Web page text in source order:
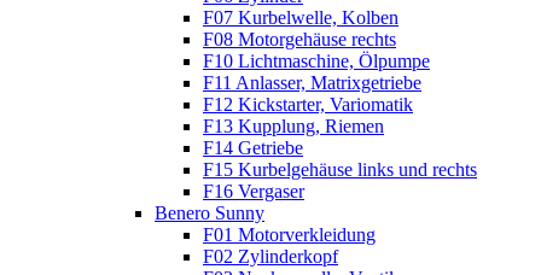
F07 Kurbelwelle, Kolben
F08 Motorgehäuse rechts
F10 Lichtmaschine, Ölpumpe
F11 Anlasser, Matrixgetriebe
F12 Kickstarter, Variomatik
F13 Kupplung, Riemen
F14 Getriebe
F15 Kurbelgehäuse links und rechts
F16 Vergaser
Benero Sunny
F01 Motorverkleidung
F02 Zylinderkopf